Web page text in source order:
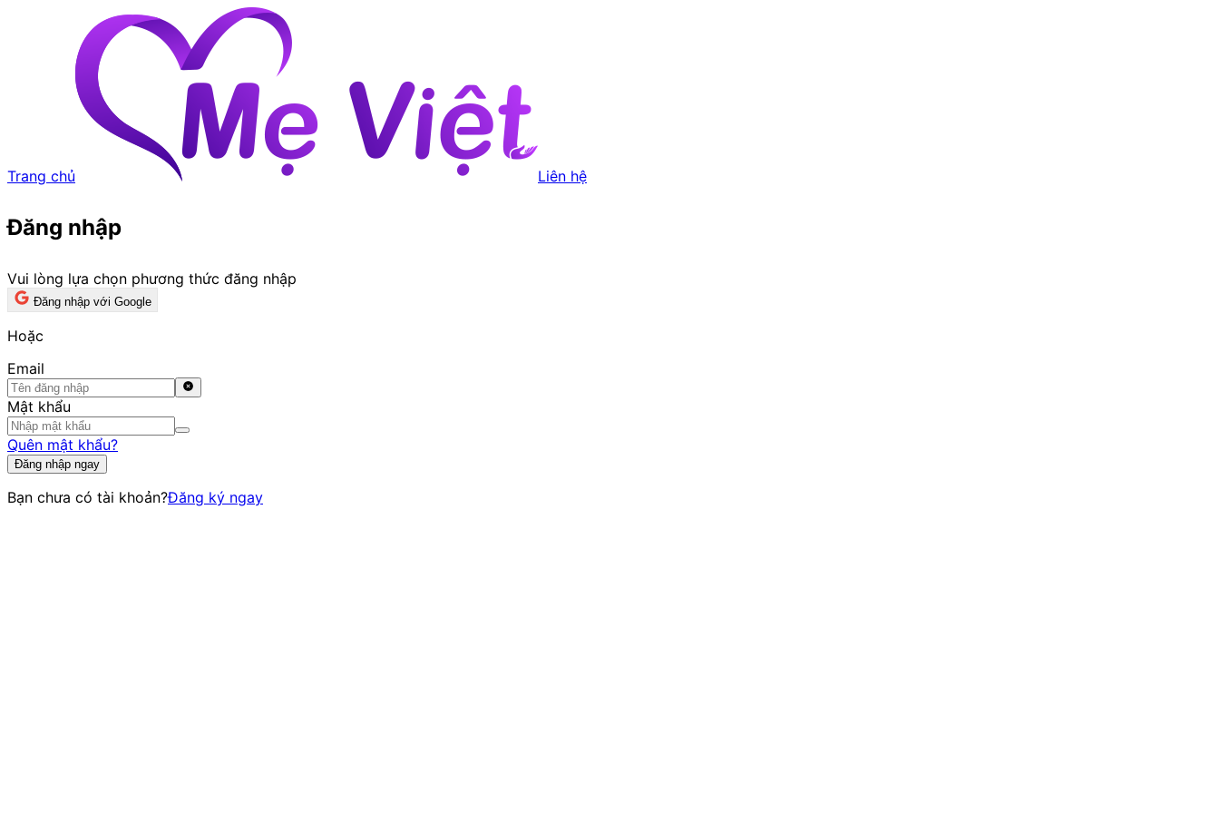
Trang chủ Liên hệ
Đăng nhập
Vui lòng lựa chọn phương thức đăng nhập
Đăng nhập với Google
Hoặc
Email
Mật khẩu
Quên mật khẩu?
Đăng nhập ngay
Bạn chưa có tài khoản?Đăng ký ngay